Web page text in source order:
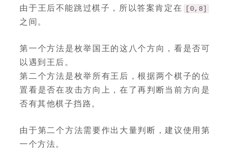
由于王后不能跳过棋子，所以答案肯定在
[0,8]
之间。
第一个方法是枚举国王的这八个方向，看是否可
以遇到王后。
第二个方法是枚举所有王后，根据两个棋子的位
置看是否在攻击方向上，在了再判断当前方向是
否有其他棋子挡路。
由于第二个方法需要作出大量判断，建议使用第
一个方法。